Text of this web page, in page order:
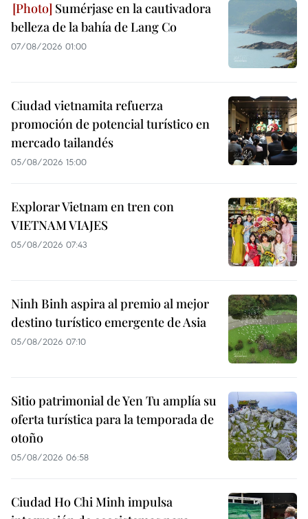
Sumérjase en la cautivadora
belleza de la bahía de Lang Co
07/08/2026 01:00
Ciudad vietnamita refuerza
promoción de potencial turístico en
mercado tailandés
05/08/2026 15:00
Explorar Vietnam en tren con
VIETNAM VIAJES
05/08/2026 07:43
Ninh Binh aspira al premio al mejor
destino turístico emergente de Asia
05/08/2026 07:10
Sitio patrimonial de Yen Tu amplía su
oferta turística para la temporada de
otoño
05/08/2026 06:58
Ciudad Ho Chi Minh impulsa